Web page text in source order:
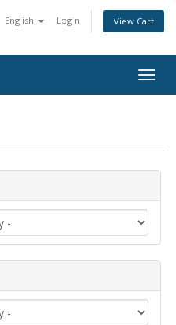
English Login View Cart